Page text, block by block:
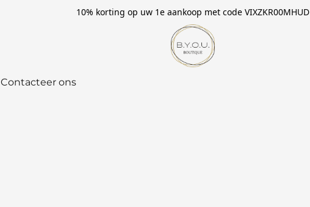
10% korting op uw 1e aankoop met code VIXZKR00MHUD
Contacteer ons